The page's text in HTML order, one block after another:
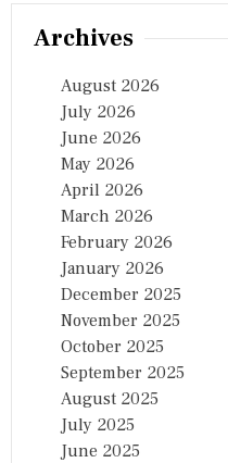
Archives
August 2026
July 2026
June 2026
May 2026
April 2026
March 2026
February 2026
January 2026
December 2025
November 2025
October 2025
September 2025
August 2025
July 2025
June 2025